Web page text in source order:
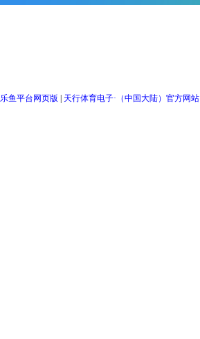
乐鱼平台网页版 天行体育电子·（中国大陆）官方网站